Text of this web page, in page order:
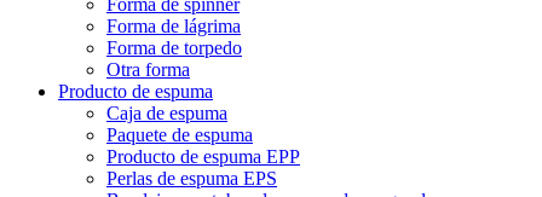
Forma de lágrima
Forma de torpedo
Otra forma
Producto de espuma
Caja de espuma
Paquete de espuma
Producto de espuma EPP
Perlas de espuma EPS